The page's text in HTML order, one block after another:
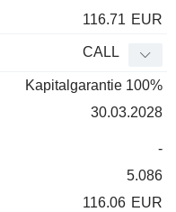
116.71 EUR
CALL
Kapitalgarantie 100%
30.03.2028
-
5.086
116.06 EUR